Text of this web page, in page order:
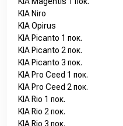
KIA Niro
KIA Opirus
KIA Picanto 1 пок.
KIA Picanto 2 пок.
KIA Picanto 3 пок.
KIA Pro Ceed 1 пок.
KIA Pro Ceed 2 пок.
KIA Rio 1 пок.
KIA Rio 2 пок.
KIA Rio 3 пок.